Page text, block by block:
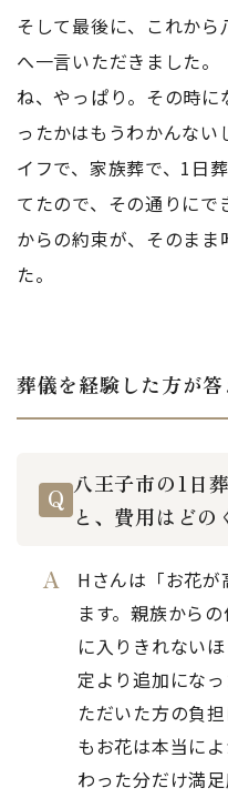
そして最後に、これか
へ一言いただきました
ね、やっぱり。その時
ったかはもうわかんな
イフで、家族葬で、1日
てたので、その通りに
からの約束が、そのま
た。
葬儀を経験した方が
八王子市の1日
と、費用はどの
Hさんは「お花
ます。親族から
に入りきれない
定より追加にな
ただいた方の負
もお花は本当に
わった分だけ満